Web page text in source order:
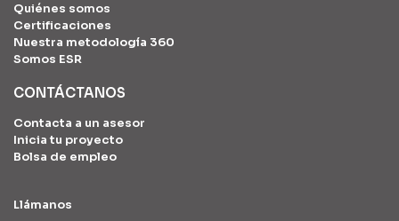
CONTÁCTANOS
Contacta a un asesor
Inicia tu proyecto
Bolsa de empleo
Llámanos
Quiénes somos
Certificaciones
Nuestra metodología 360
Somos ESR